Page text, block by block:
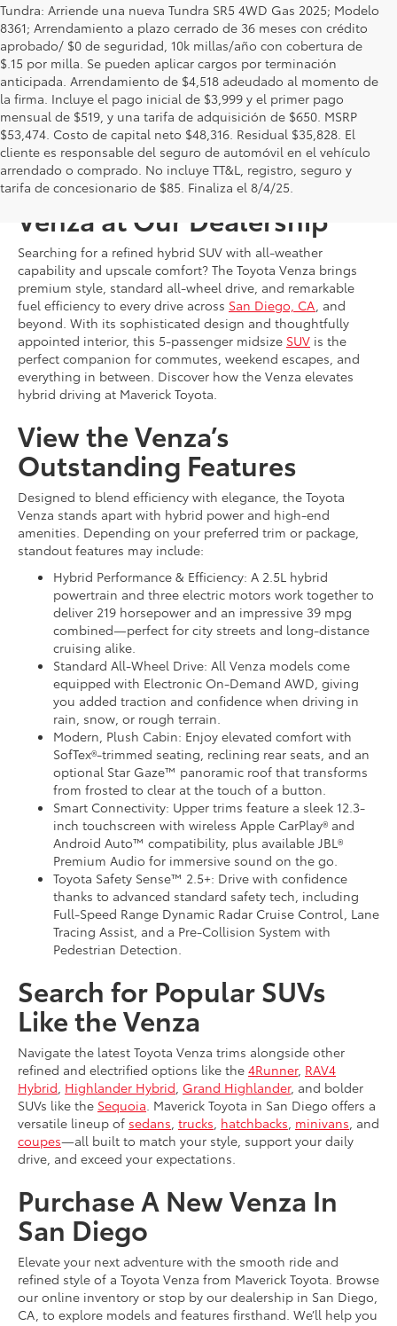
Tundra: Arriende una nueva Tundra SR5 4WD Gas 2025; Modelo
8361; Arrendamiento a plazo cerrado de 36 meses con crédito
aprobado/ $0 de seguridad, 10k millas/año con cobertura de
$.15 por milla. Se pueden aplicar cargos por terminación
anticipada. Arrendamiento de $4,518 adeudado al momento de
la firma. Incluye el pago inicial de $3,999 y el primer pago
mensual de $519, y una tarifa de adquisición de $650. MSRP
$53,474. Costo de capital neto $48,316. Residual $35,828. El
cliente es responsable del seguro de automóvil en el vehículo
arrendado o comprado. No incluye TT&L, registro, seguro y
tarifa de concesionario de $85. Finaliza el 8/4/25.
Shop for a New Toyota
Venza at Our Dealership
Searching for a refined hybrid SUV with all-weather
capability and upscale comfort? The Toyota Venza brings
premium style, standard all-wheel drive, and remarkable
fuel efficiency to every drive across San Diego, CA, and
beyond. With its sophisticated design and thoughtfully
appointed interior, this 5-passenger midsize SUV is the
perfect companion for commutes, weekend escapes, and
everything in between. Discover how the Venza elevates
hybrid driving at Maverick Toyota.
View the Venza’s
Outstanding Features
Designed to blend efficiency with elegance, the Toyota
Venza stands apart with hybrid power and high-end
amenities. Depending on your preferred trim or package,
standout features may include:
Hybrid Performance & Efficiency: A 2.5L hybrid
powertrain and three electric motors work together to
deliver 219 horsepower and an impressive 39 mpg
combined—perfect for city streets and long-distance
cruising alike.
Standard All-Wheel Drive: All Venza models come
equipped with Electronic On-Demand AWD, giving
you added traction and confidence when driving in
rain, snow, or rough terrain.
Modern, Plush Cabin: Enjoy elevated comfort with
SofTex®-trimmed seating, reclining rear seats, and an
optional Star Gaze™ panoramic roof that transforms
from frosted to clear at the touch of a button.
Smart Connectivity: Upper trims feature a sleek 12.3-
inch touchscreen with wireless Apple CarPlay® and
Android Auto™ compatibility, plus available JBL®
Premium Audio for immersive sound on the go.
Toyota Safety Sense™ 2.5+: Drive with confidence
thanks to advanced standard safety tech, including
Full-Speed Range Dynamic Radar Cruise Control, Lane
Tracing Assist, and a Pre-Collision System with
Pedestrian Detection.
Search for Popular SUVs
Like the Venza
Navigate the latest Toyota Venza trims alongside other
refined and electrified options like the 4Runner, RAV4
Hybrid, Highlander Hybrid, Grand Highlander, and bolder
SUVs like the Sequoia. Maverick Toyota in San Diego offers a
versatile lineup of sedans, trucks, hatchbacks, minivans, and
coupes—all built to match your style, support your daily
drive, and exceed your expectations.
Purchase A New Venza In
San Diego
Elevate your next adventure with the smooth ride and
refined style of a Toyota Venza from Maverick Toyota. Browse
our online inventory or stop by our dealership in San Diego,
CA, to explore models and features firsthand. We’ll help you